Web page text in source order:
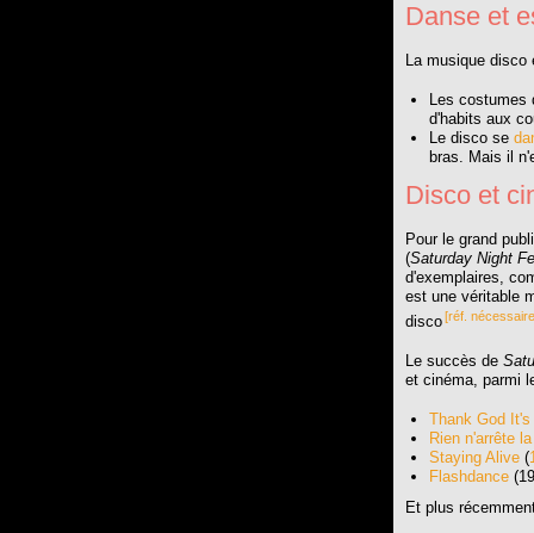
Danse et
La musique
Les
d'habits aux
Le disco se
bras. Mais il
Disco et
Pour le grand
(Saturday Night
d'exemplaires,
est une véritable
disco[réf.
Le succès de
et cinéma, parmi
Thank God It's
Rien n'arrête
Staying Alive (
Flashdance
Et plus